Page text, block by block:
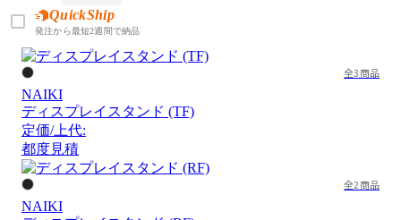
QuickShip
発注から最短2週間で納品
全3商品
NAIKI
ディスプレイスタンド (TF)
定価/上代:
都度見積
全2商品
NAIKI